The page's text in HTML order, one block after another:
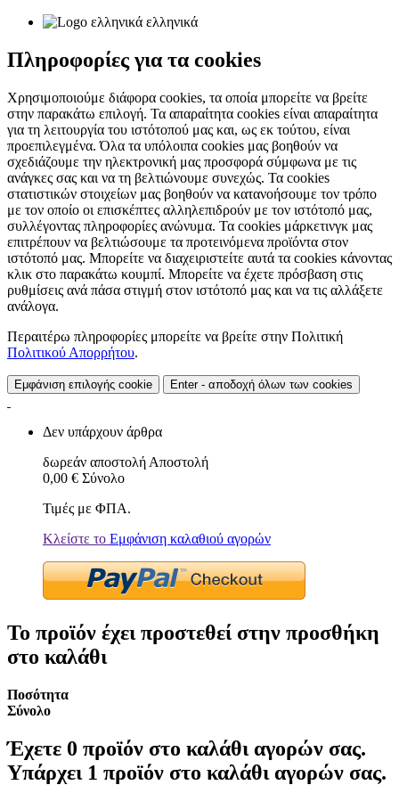
ελληνικά
Πληροφορίες για τα cookies
Χρησιμοποιούμε διάφορα cookies, τα οποία μπορείτε να βρείτε
στην παρακάτω επιλογή. Τα απαραίτητα cookies είναι απαραίτητα
για τη λειτουργία του ιστότοπού μας και, ως εκ τούτου, είναι
προεπιλεγμένα. Όλα τα υπόλοιπα cookies μας βοηθούν να
σχεδιάζουμε την ηλεκτρονική μας προσφορά σύμφωνα με τις
ανάγκες σας και να τη βελτιώνουμε συνεχώς. Τα cookies
στατιστικών στοιχείων μας βοηθούν να κατανοήσουμε τον τρόπο
με τον οποίο οι επισκέπτες αλληλεπιδρούν με τον ιστότοπό μας,
συλλέγοντας πληροφορίες ανώνυμα. Τα cookies μάρκετινγκ μας
επιτρέπουν να βελτιώσουμε τα προτεινόμενα προϊόντα στον
ιστότοπό μας. Μπορείτε να διαχειριστείτε αυτά τα cookies κάνοντας
κλικ στο παρακάτω κουμπί. Μπορείτε να έχετε πρόσβαση στις
ρυθμίσεις ανά πάσα στιγμή στον ιστότοπό μας και να τις αλλάξετε
ανάλογα.
Περαιτέρω πληροφορίες μπορείτε να βρείτε στην Πολιτική
Πολιτικού Απορρήτου.
Εμφάνιση επιλογής cookie Enter - αποδοχή όλων των cookies
Δεν υπάρχουν άρθρα
δωρεάν αποστολή Αποστολή
0,00 € Σύνολο
Τιμές με ΦΠΑ.
Κλείστε το Εμφάνιση καλαθιού αγορών
Το προϊόν έχει προστεθεί στην προσθήκη
στο καλάθι
Ποσότητα
Σύνολο
Έχετε 0 προϊόν στο καλάθι αγορών σας.
Υπάρχει 1 προϊόν στο καλάθι αγορών σας.